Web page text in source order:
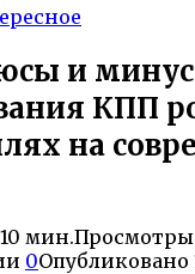
и
КПП
на
10 мин.Просмотры
0Опубликовано